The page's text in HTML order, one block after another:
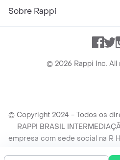
Sobre Rappi
© 2026 Rappi Inc.
© Copyright 2024 - Todos os
RAPPI BRASIL
empresa com sede social na R